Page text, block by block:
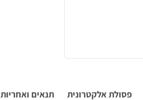
פסולת אלקטרונית תנאים ואחריות